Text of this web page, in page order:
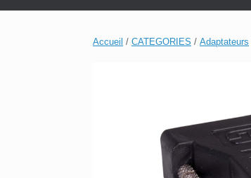
Accueil / CATEGORIES / Adaptateurs